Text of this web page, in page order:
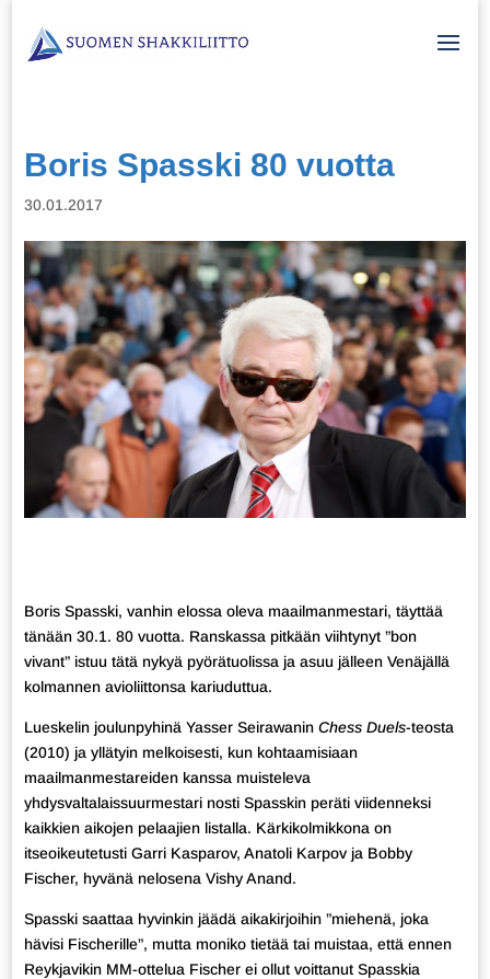
Boris Spasski 80 vuotta
30.01.2017
Boris Spasski, vanhin elossa oleva maailmanmestari, täyttää
tänään 30.1. 80 vuotta. Ranskassa pitkään viihtynyt ”bon
vivant” istuu tätä nykyä pyörätuolissa ja asuu jälleen Venäjällä
kolmannen avioliittonsa kariuduttua.
Lueskelin joulunpyhinä Yasser Seirawanin Chess Duels-teosta
(2010) ja yllätyin melkoisesti, kun kohtaamisiaan
maailmanmestareiden kanssa muisteleva
yhdysvaltalaissuurmestari nosti Spasskin peräti viidenneksi
kaikkien aikojen pelaajien listalla. Kärkikolmikkona on
itseoikeutetusti Garri Kasparov, Anatoli Karpov ja Bobby
Fischer, hyvänä nelosena Vishy Anand.
Spasski saattaa hyvinkin jäädä aikakirjoihin ”miehenä, joka
hävisi Fischerille”, mutta moniko tietää tai muistaa, että ennen
Reykjavikin MM-ottelua Fischer ei ollut voittanut Spasskia